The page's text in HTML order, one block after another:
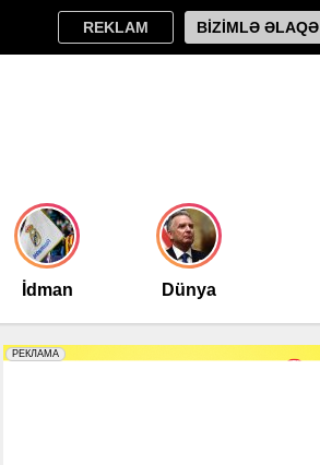
REKLAM BİZİMLƏ ƏLAQƏ
İdman Dünya